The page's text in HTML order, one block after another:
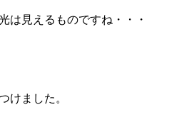
見えるものですね・・・
ました。